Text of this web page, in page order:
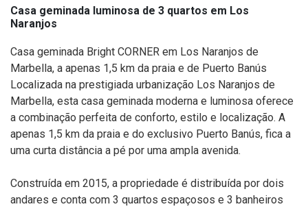
Casa geminada luminosa de 3 quartos em Los
Naranjos
Casa geminada Bright CORNER em Los Naranjos de
Marbella, a apenas 1,5 km da praia e de Puerto Banús
Localizada na prestigiada urbanização Los Naranjos de
Marbella, esta casa geminada moderna e luminosa oferece
a combinação perfeita de conforto, estilo e localização. A
apenas 1,5 km da praia e do exclusivo Puerto Banús, fica a
uma curta distância a pé por uma ampla avenida.
Construída em 2015, a propriedade é distribuída por dois
andares e conta com 3 quartos espaçosos e 3 banheiros